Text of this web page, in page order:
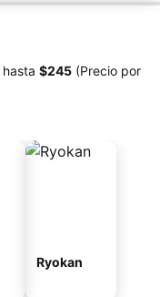
hasta ‎$245 (Precio por
Ryokan